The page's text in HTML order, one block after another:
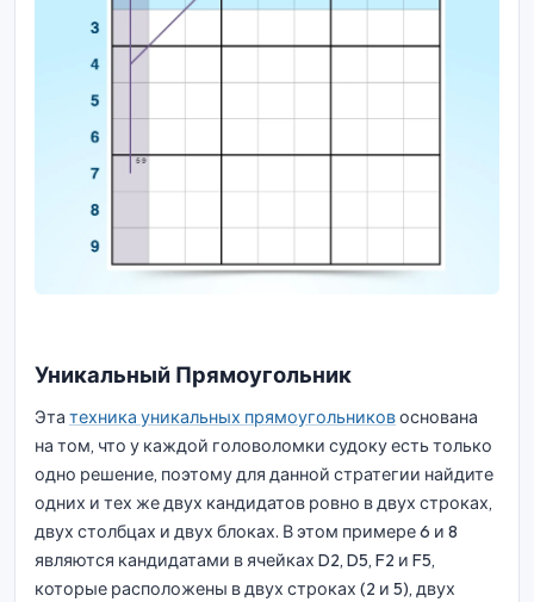
Уникальный Прямоугольник
Эта техника уникальных прямоугольниковоснована
на том, что у каждой головоломки судоку есть только
одно решение, поэтому для данной стратегии найдите
одних и тех же двух кандидатов ровно в двух строках,
двух столбцах и двух блоках. В этом примере 6 и 8
являются кандидатами в ячейках D2, D5, F2 и F5,
которые расположены в двух строках (2 и 5), двух